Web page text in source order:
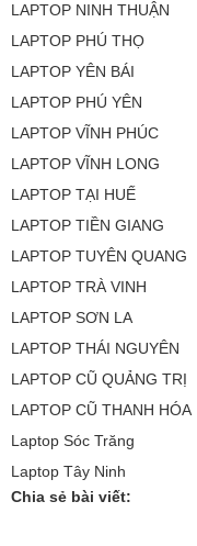
LAPTOP NINH THUẬN
LAPTOP PHÚ THỌ
LAPTOP YÊN BÁI
LAPTOP PHÚ YÊN
LAPTOP VĨNH PHÚC
LAPTOP VĨNH LONG
LAPTOP TẠI HUẾ
LAPTOP TIỀN GIANG
LAPTOP TUYÊN QUANG
LAPTOP TRÀ VINH
LAPTOP SƠN LA
LAPTOP THÁI NGUYÊN
LAPTOP CŨ QUẢNG TRỊ
LAPTOP CŨ THANH HÓA
Laptop Sóc Trăng
Laptop Tây Ninh
Chia sẻ bài viết: